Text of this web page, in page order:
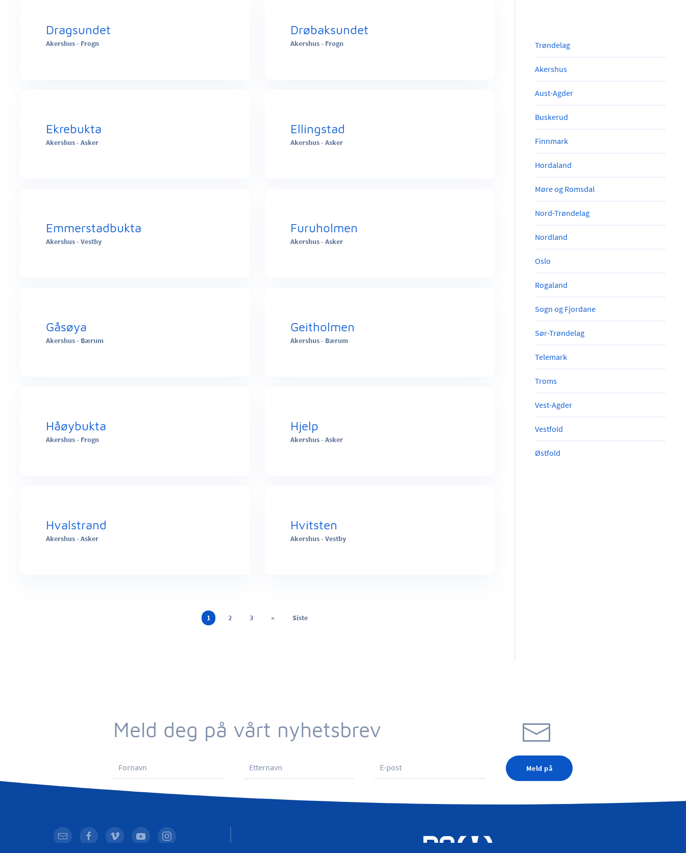
Dragsundet
Akershus - Frogn
Ekrebukta
Akershus - Asker
Emmerstadbukta
Akershus - Vestby
Gåsøya
Akershus - Bærum
Håøybukta
Akershus - Frogn
Hvalstrand
Akershus - Asker
Drøbaksundet
Akershus - Frogn
Ellingstad
Akershus - Asker
Furuholmen
Akershus - Asker
Geitholmen
Akershus - Bærum
Hjelp
Akershus - Asker
Hvitsten
Akershus - Vestby
1 2 3 » Siste
Trøndelag
Akershus
Aust-Agder
Buskerud
Finnmark
Hordaland
Møre og Romsdal
Nord-Trøndelag
Nordland
Oslo
Rogaland
Sogn og Fjordane
Sør-Trøndelag
Telemark
Troms
Vest-Agder
Vestfold
Østfold
Meld deg på vårt nyhetsbrev
Meld på